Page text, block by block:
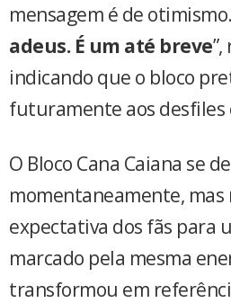
mensagem é de
adeus. É um até breve
indicando que o bloco
futuramente aos desfiles
O Bloco Cana Caiana se
momentaneamente, mas
expectativa dos fãs para
marcado pela mesma
transformou em